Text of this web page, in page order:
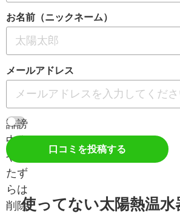
お名前（ニックネーム）
メールアドレス
誹謗
中傷
やい
たず
らは
削除
口コミを投稿する
使ってない太陽熱温水